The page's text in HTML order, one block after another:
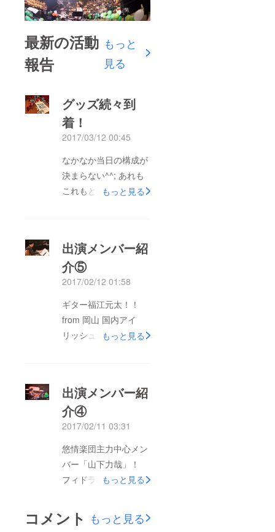
最新の活動
報告
もっと
見る
グッズ続々到
着！
2017/03/12 00:45
なかなか当日の構成が
決まらない^^; あれも
これもと欲張ってはい
る！！ 早くしないと
アレンジが待っている
～～！！そんな今日こ
の頃、、、 グッズが
続々と事務所に届いて
ます！ 5月19日「KYG
trio レコ発ライブ」と
方には、写真の中の
トートバッグを差し上
げます～～！！ 後は
カー！ さらに楽しみ
です！！！
もっと見る
出演メンバー紹
介⑤
2017/02/12 01:58
ギター福江元太！！
from 岡山 国内アイ
リッシュ業界では知ら
ドルの功刀丈弘さんと
のバンド「Tabula
Rasa」のメンバーと
してだけではなく様々
なユニット参加してい
る。 自身のバンド
GNY trio、ノーマン、
近は僕とのデュオも始
もっと見る
出演メンバー紹
介④
2017/02/11 03:31
悠情楽団主力中心メン
バー「山下力哉」！
フィドラーズ・フェス
シャンです。 昨年は
ピアノ、シンセ、ギ
もっと見る
コメント もっと見る